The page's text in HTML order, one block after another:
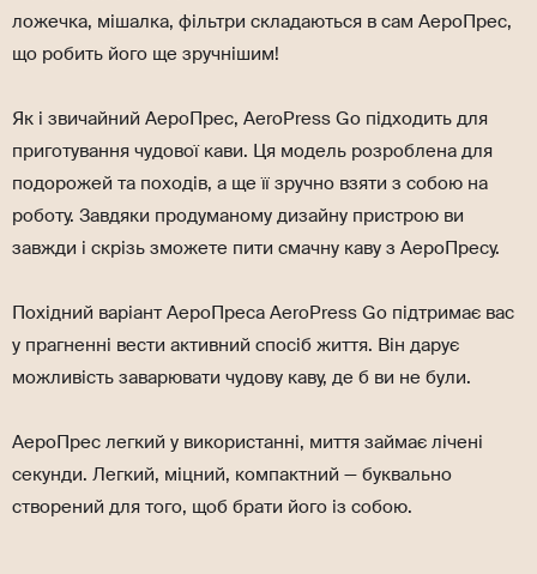
ложечка, мішалка, фільтри складаються в сам АероПрес,
що робить його ще зручнішим!
Як і звичайний АероПрес, AeroPress Go підходить для
приготування чудової кави. Ця модель розроблена для
подорожей та походів, а ще її зручно взяти з собою на
роботу. Завдяки продуманому дизайну пристрою ви
завжди і скрізь зможете пити смачну каву з АероПресу.
Похідний варіант АероПреса AeroPress Go підтримає вас
у прагненні вести активний спосіб життя. Він дарує
можливість заварювати чудову каву, де б ви не були.
АероПрес легкий у використанні, миття займає лічені
секунди. Легкий, міцний, компактний — буквально
створений для того, щоб брати його із собою.